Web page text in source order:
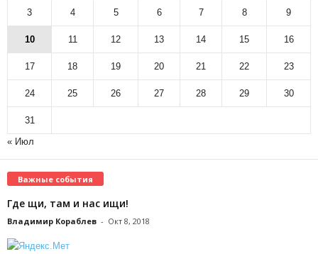
3 4 5 6 7 8 9
10 11 12 13 14 15 16
17 18 19 20 21 22 23
24 25 26 27 28 29 30
31
« Июл
Важные события
Где щи, там и нас ищи!
Владимир Кораблев - Окт 8, 2018